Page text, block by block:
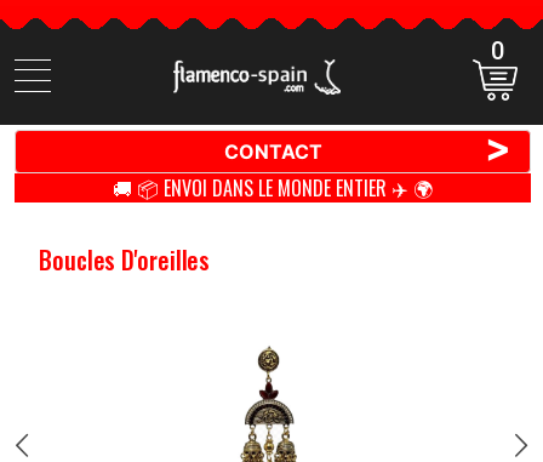
Cherchez
des
0
CONTACT >
🚚 📦 ENVOI DANS LE MONDE ENTIER ✈️ 🌍
Boucles D'oreilles